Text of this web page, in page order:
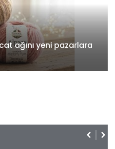
ağını yeni pazarlara